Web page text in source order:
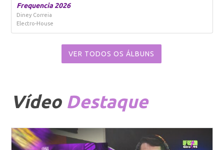
Frequencia 2026
Diney Correia
Electro-House
VER TODOS OS ÁLBUNS
Vídeo Destaque